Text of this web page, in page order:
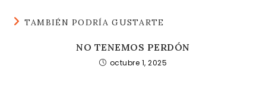
TAMBIÉN PODRÍA GUSTARTE
NO TENEMOS PERDÓN
octubre 1, 2025